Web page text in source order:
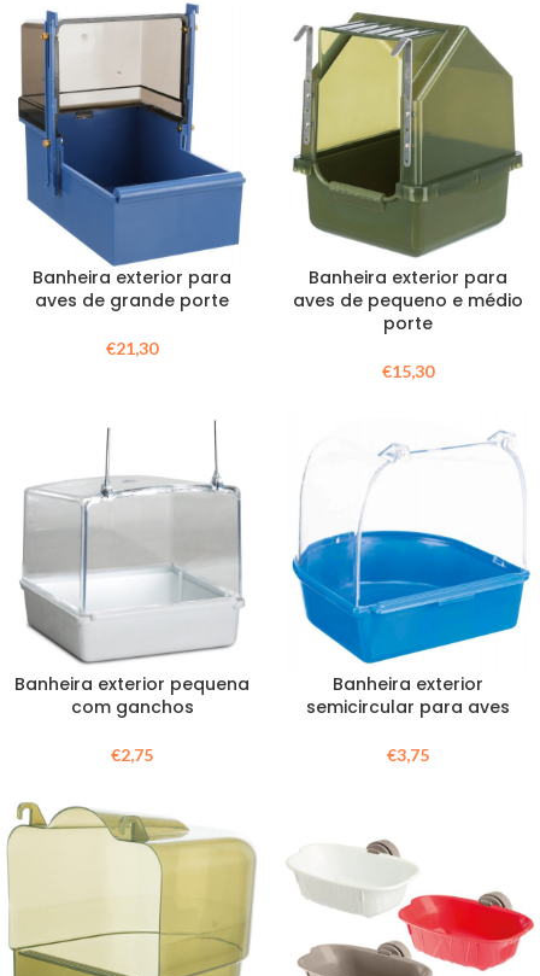
Banheira exterior para
aves de grande porte
€21,30
Banheira exterior para
aves de pequeno e médio
porte
€15,30
Banheira exterior pequena
com ganchos
€2,75
Banheira exterior
semicircular para aves
€3,75